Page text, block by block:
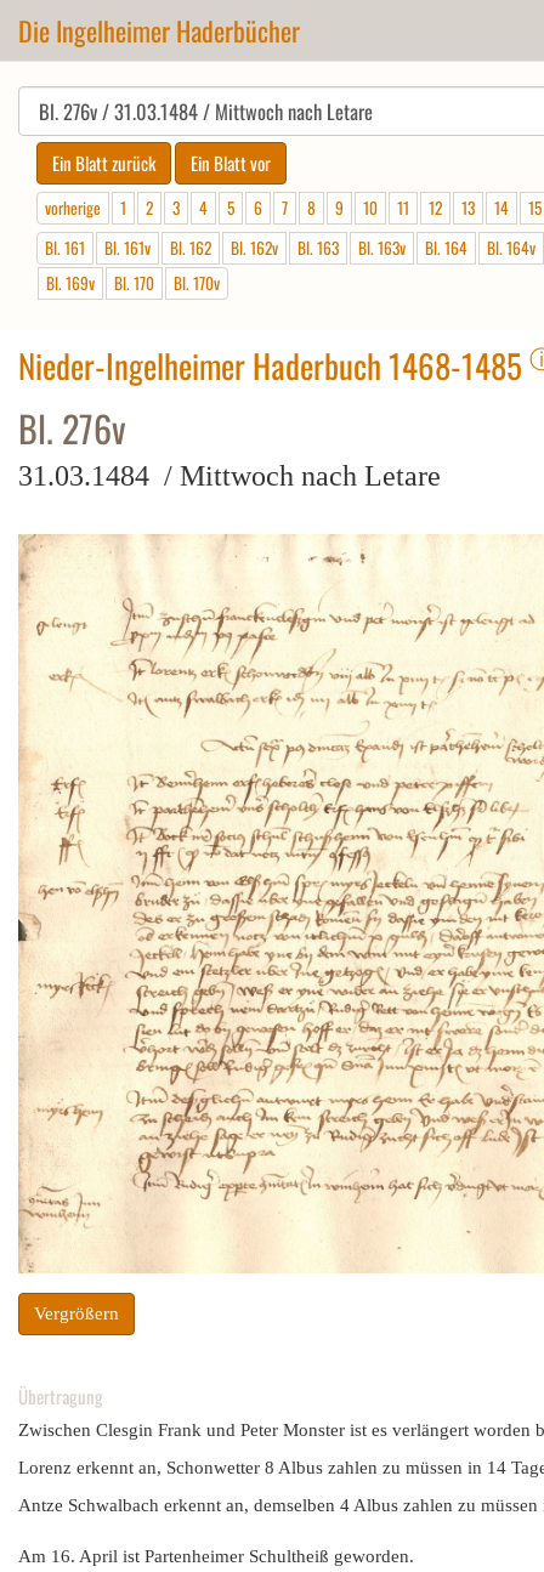
Die Ingelheimer Haderbücher
vorherige 1 2 3 4 5 6 7 8 9 10 11 12 13 14
15
Bl. 161
Bl. 161v Bl. 162 Bl. 162v Bl. 163 Bl. 163v Bl. 164
Bl. 164v
Bl. 169v
Bl. 170 Bl. 170v
Nieder-Ingelheimer Haderbuch 1468-1485
Bl. 276v
31.03.1484 / Mittwoch nach Letare
Vergrößern
Übertragung
Zwischen Clesgin Frank und Peter Monster ist es verlängert worden
Lorenz erkennt an, Schonwetter 8 Albus zahlen zu müssen in 14
Antze Schwalbach erkennt an, demselben 4 Albus zahlen zu müssen
Am 16. April ist Partenheimer Schultheiß geworden.